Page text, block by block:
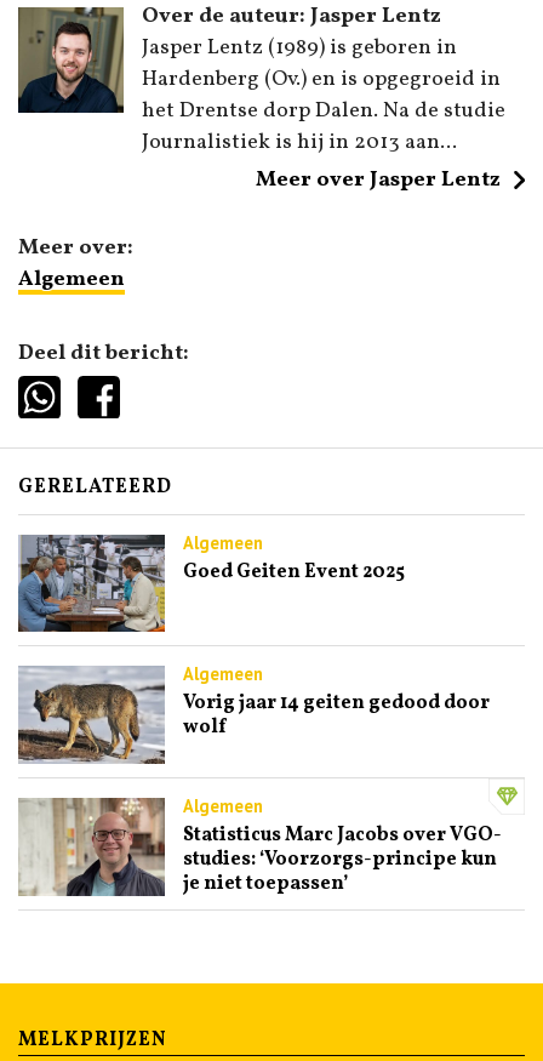
Over de auteur: Jasper Lentz
Jasper Lentz (1989) is geboren in
Hardenberg (Ov.) en is opgegroeid in
het Drentse dorp Dalen. Na de studie
Journalistiek is hij in 2013 aan...
Meer over Jasper Lentz
Meer over:
Algemeen
Deel dit bericht:
GERELATEERD
Algemeen
Goed Geiten Event 2025
Algemeen
Vorig jaar 14 geiten gedood door
wolf
Algemeen
Statisticus Marc Jacobs over VGO-
studies: ‘Voorzorgs-principe kun
je niet toepassen’
MELKPRIJZEN